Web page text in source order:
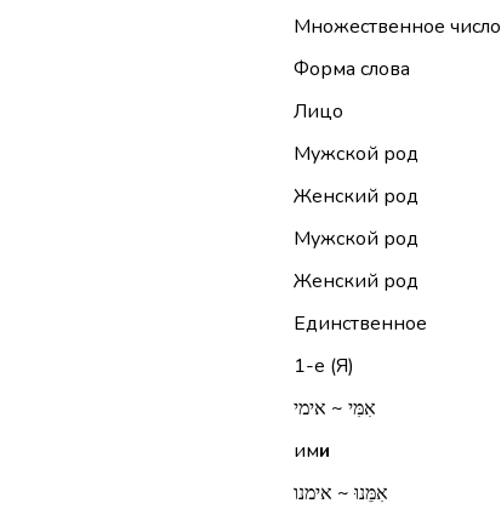
Множественное число
Форма слова
Лицо
Мужской род
Женский род
Мужской род
Женский род
Единственное
1-е (Я)
אִמִּי ~ אימי
ими
אִמֵּנוּ ~ אימנו